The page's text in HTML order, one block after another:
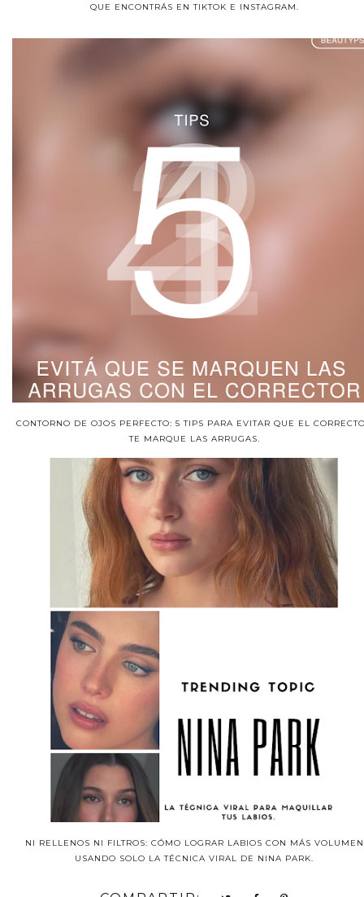
QUE ENCONTRÁS EN TIKTOK E INSTAGRAM.
CONTORNO DE OJOS PERFECTO: 5 TIPS PARA EVITAR QUE EL
TE MARQUE LAS ARRUGAS.
NI RELLENOS NI FILTROS: CÓMO LOGRAR LABIOS CON MÁS VOLUMEN
USANDO SOLO LA TÉCNICA VIRAL DE NINA PARK.